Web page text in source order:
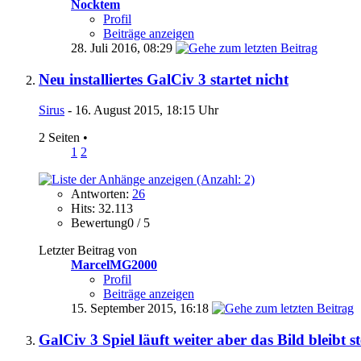
Nocktem
Profil
Beiträge anzeigen
28. Juli 2016, 08:29
Neu installiertes GalCiv 3 startet nicht
Sirus - 16. August 2015, 18:15 Uhr
2 Seiten •
1 2
Antworten: 26
Hits: 32.113
Bewertung0 / 5
Letzter Beitrag von
MarcelMG2000
Profil
Beiträge anzeigen
15. September 2015, 16:18
GalCiv 3 Spiel läuft weiter aber das Bild bleibt